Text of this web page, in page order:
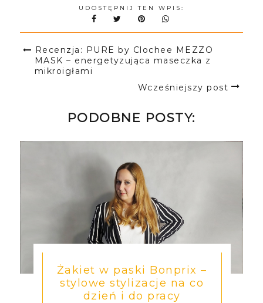
UDOSTĘPNIJ TEN WPIS:
Recenzja: PURE by Clochee MEZZO
MASK – energetyzująca maseczka z
mikroigłami
Wcześniejszy post
PODOBNE POSTY:
Żakiet w paski Bonprix –
stylowe stylizacje na co
dzień i do pracy